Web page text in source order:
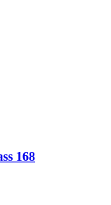
168